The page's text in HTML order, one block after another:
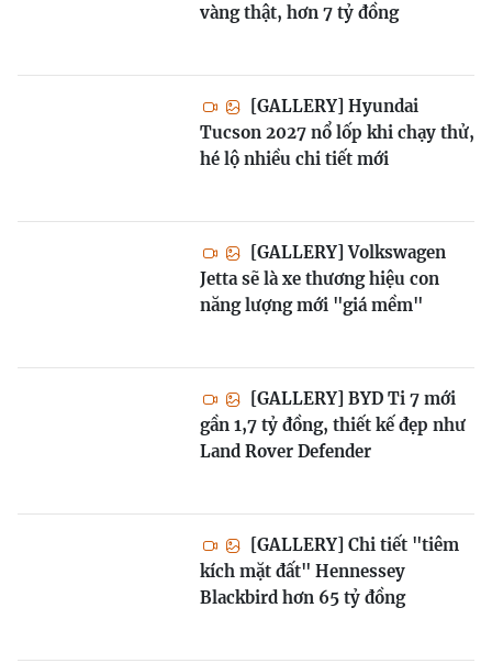
vàng thật, hơn 7 tỷ đồng
[GALLERY] Hyundai
Tucson 2027 nổ lốp khi chạy thử,
hé lộ nhiều chi tiết mới
[GALLERY] Volkswagen
Jetta sẽ là xe thương hiệu con
năng lượng mới "giá mềm"
[GALLERY] BYD Ti 7 mới
gần 1,7 tỷ đồng, thiết kế đẹp như
Land Rover Defender
[GALLERY] Chi tiết "tiêm
kích mặt đất" Hennessey
Blackbird hơn 65 tỷ đồng